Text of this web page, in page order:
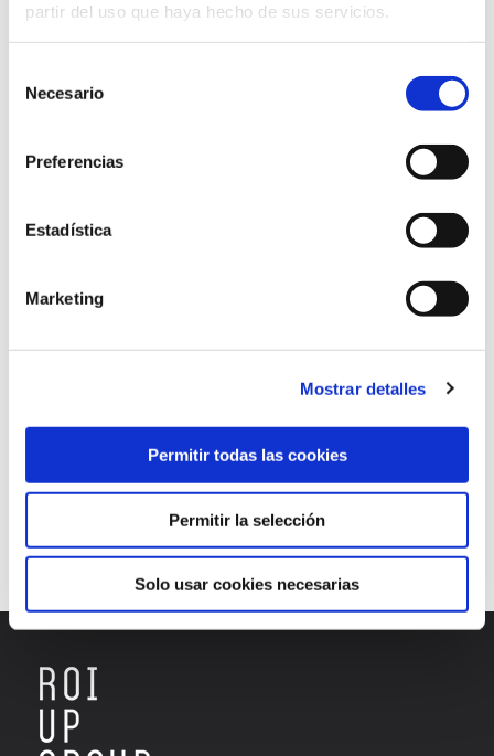
partir del uso que haya hecho de sus servicios.
Necesario
Preferencias
Estadística
Marketing
Mostrar detalles
Permitir todas las cookies
Permitir la selección
Solo usar cookies necesarias
¿Qué es la segmentación de mercados en marketing?
evitar para hacerla con éxito
definición de segmentación
Continuar leyendo
1 2 3 4 5 6 … 41